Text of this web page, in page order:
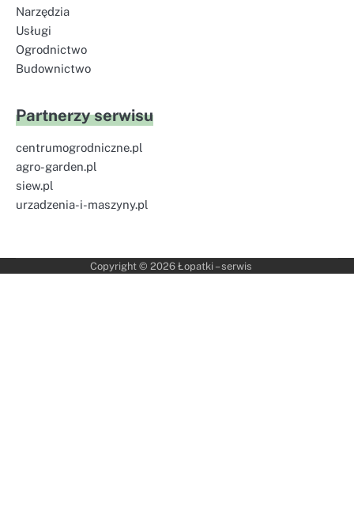
Narzędzia
Usługi
Ogrodnictwo
Budownictwo
Partnerzy serwisu
centrumogrodniczne.pl
agro-garden.pl
siew.pl
urzadzenia-i-maszyny.pl
Copyright © 2026 Łopatki – serwis